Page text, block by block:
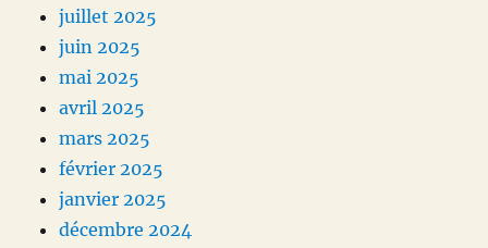
juillet 2025
juin 2025
mai 2025
avril 2025
mars 2025
février 2025
janvier 2025
décembre 2024